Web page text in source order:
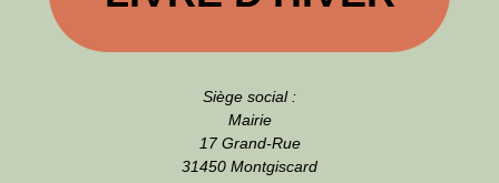
Siège social :
Mairie
17 Grand-Rue
31450 Montgiscard